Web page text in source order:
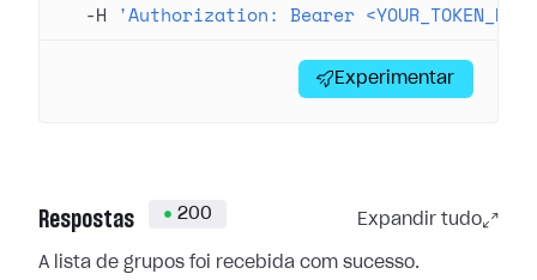
  -H
'Authorization: Bearer
Experimentar
Respostas 200 Expandir tudo
A lista de grupos foi recebida com sucesso.